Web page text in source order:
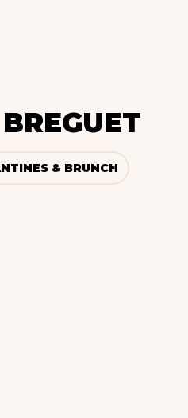
& BRUNCH